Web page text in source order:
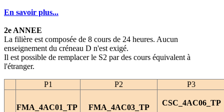
En savoir plus...
2e ANNEE
La filière est composée de 8 cours de 24 heures. Aucun
enseignement du créneau D n'est exigé.
Il est possible de remplacer le S2 par des cours équivalent à
l'étranger.
P1 P2 P3
FMA_4AC01_TP
FMA_4AC03_TP
CSC_4AC06_TP